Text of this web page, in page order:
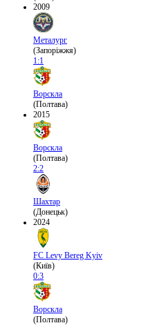
2009
Металург
(Запоріжжя)
1:1
Ворскла
(Полтава)
2015
Ворскла
(Полтава)
2:2
Шахтар
(Донецьк)
2024
FC Levy Bereg Kyiv
(Київ)
0:3
Ворскла
(Полтава)